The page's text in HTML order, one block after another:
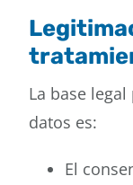
La base
datos es:
El